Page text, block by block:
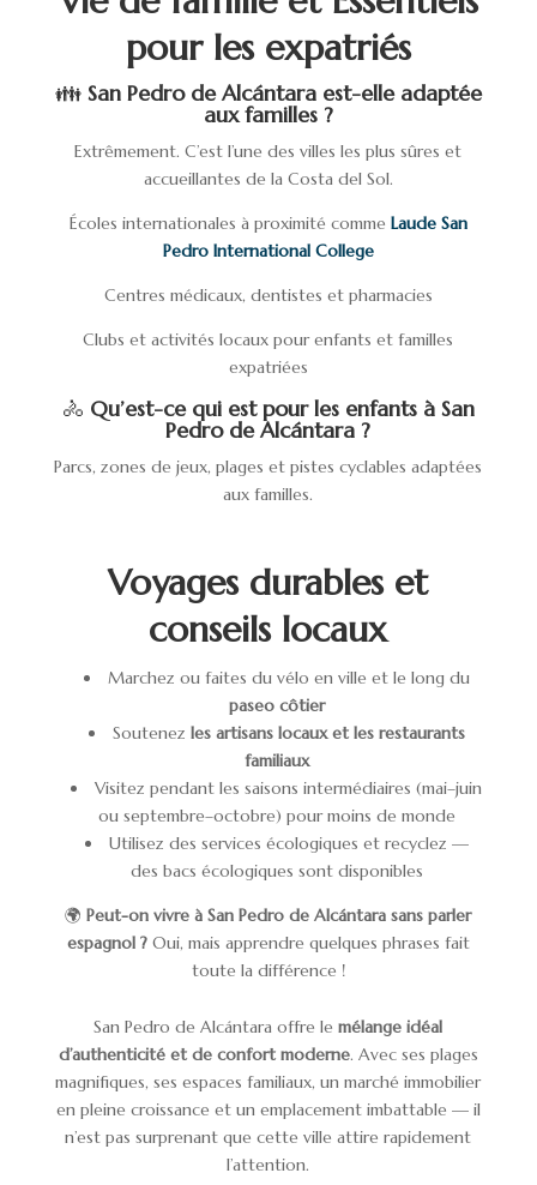
pour les expatriés
👪 San Pedro de Alcántara est-elle adaptée
aux familles ?
Extrêmement. C’est l’une des villes les plus sûres et
accueillantes de la Costa del Sol.
Écoles internationales à proximité comme Laude San
Pedro International College
Centres médicaux, dentistes et pharmacies
Clubs et activités locaux pour enfants et familles
expatriées
🚴 Qu’est-ce qui est pour les enfants à San
Pedro de Alcántara ?
Parcs, zones de jeux, plages et pistes cyclables adaptées
aux familles.
Voyages durables et
conseils locaux
Marchez ou faites du vélo en ville et le long du
paseo côtier
Soutenez les artisans locaux et les restaurants
familiaux
Visitez pendant les saisons intermédiaires (mai–juin
ou septembre–octobre) pour moins de monde
Utilisez des services écologiques et recyclez —
des bacs écologiques sont disponibles
🌍Peut-on vivre à San Pedro de Alcántara sans parler
espagnol ?Oui, mais apprendre quelques phrases fait
toute la différence !
San Pedro de Alcántara offre lemélange idéal
d’authenticité et de confort moderne. Avec ses plages
magnifiques, ses espaces familiaux, un marché immobilier
en pleine croissance et un emplacement imbattable — il
n’est pas surprenant que cette ville attire rapidement
l’attention.